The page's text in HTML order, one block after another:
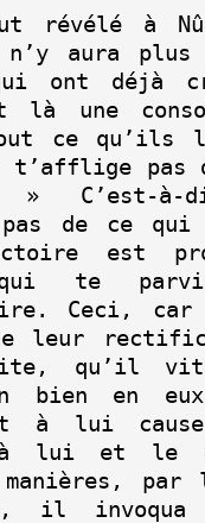
révélé à
aura plus
ont déjà
là une
ce
t’afflige pas
» C’est-
de ce qui
est
te
Ceci, car
de leur
qu’il
bien en
à lui
à lui et le
par
il invoqua